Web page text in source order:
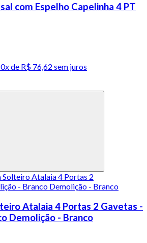
com Espelho Capelinha 4 PT
de R$ 76,62 sem juros
Atalaia 4 Portas 2 Gavetas -
Demolição - Branco